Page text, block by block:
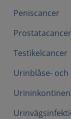
Peniscancer
Prostatacancer
Testikelcancer
Urinblåse-